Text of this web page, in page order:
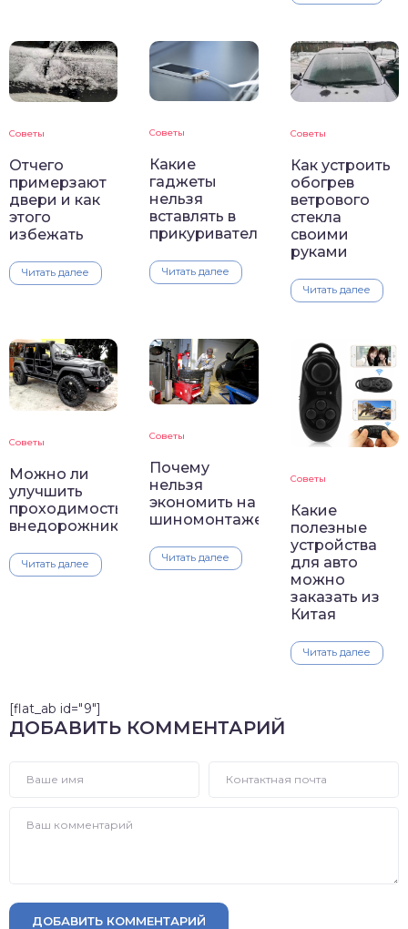
Советы
Отчего
примерзают
двери и как
этого
избежать
Читать далее
Советы
Какие
гаджеты
нельзя
вставлять в
прикуриватель
Читать далее
Советы
Как устроить
обогрев
ветрового
стекла
своими
руками
Читать далее
Советы
Можно ли
улучшить
проходимость
внедорожника
Читать далее
Советы
Почему
нельзя
экономить на
шиномонтаже
Читать далее
Советы
Какие
полезные
устройства
для авто
можно
заказать из
Китая
Читать далее
[flat_ab id="9"]
ДОБАВИТЬ КОММЕНТАРИЙ
ДОБАВИТЬ КОММЕНТАРИЙ